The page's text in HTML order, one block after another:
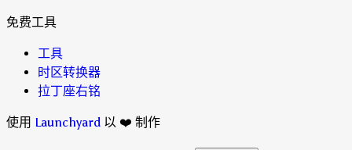
免费工具
工具
时区转换器
拉丁座右铭
使用 Launchyard 以 ❤️ 制作